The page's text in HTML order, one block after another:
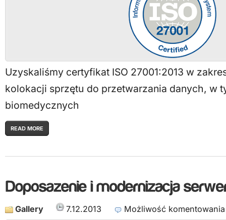
Uzyskaliśmy certyfikat ISO 27001:2013 w
kolokacji sprzętu do przetwarzania danych, w
biomedycznych
READ MORE
Gallery 7.12.2013 Możliwość